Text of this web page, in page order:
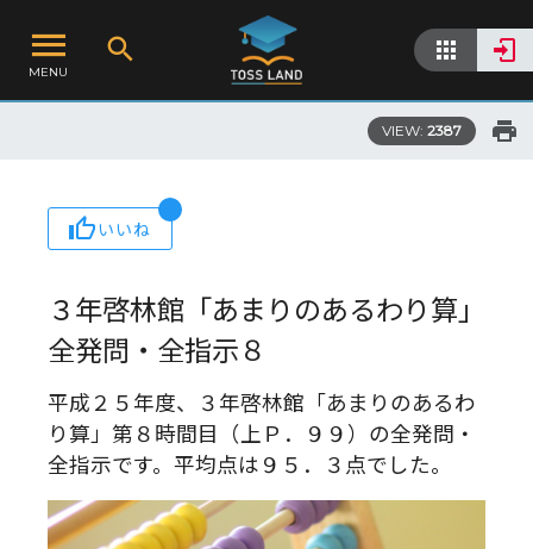
MENU
VIEW: 2387
いいね
３年啓林館「あまりのあるわり算」
全発問・全指示８
平成２５年度、３年啓林館「あまりのあるわ
り算」第８時間目（上Ｐ．９９）の全発問・
全指示です。平均点は９５．３点でした。